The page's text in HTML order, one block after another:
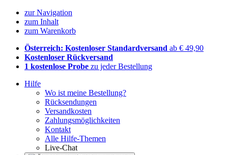
zur Navigation
zum Inhalt
zum Warenkorb
Österreich: Kostenloser Standardversand ab € 49,90
Kostenloser Rückversand
1 kostenlose Probe zu jeder Bestellung
Hilfe
Wo ist meine Bestellung?
Rücksendungen
Versandkosten
Zahlungsmöglichkeiten
Kontakt
Alle Hilfe-Themen
Live-Chat